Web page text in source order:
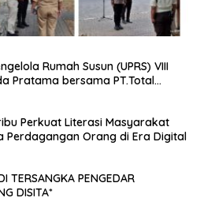
Rumah Susun (UPRS) VIII
Pratama bersama PT.Total
Perkuat Literasi Masyarakat
Perdagangan Orang di Era Digital
TERSANGKA PENGEDAR
DISITA*